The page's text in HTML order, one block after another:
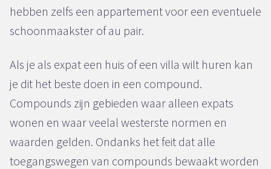
hebben zelfs een appartement voor een eventuele
schoonmaakster of au pair.
Als je als expat een huis of een villa wilt huren kan
je dit het beste doen in een compound.
Compounds zijn gebieden waar alleen expats
wonen en waar veelal westerste normen en
waarden gelden. Ondanks het feit dat alle
toegangswegen van compounds bewaakt worden